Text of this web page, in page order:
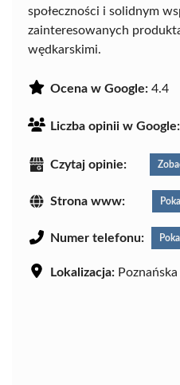
społeczności i solidnym
zainteresowanych
wędkarskimi.
Ocena w Google: 4.4
Liczba opinii w Google:
Czytaj opinie:
Strona www:
Numer telefonu:
Lokalizacja: